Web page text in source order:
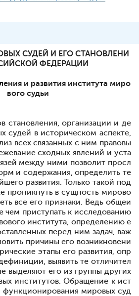
СУДЕЙ И ЕГО СТАНОВЛЕНИ
ФЕДЕРАЦИИ
и развития института миро
вого судьи
становления, организации и де
судей в историческом аспекте,
всех связанных с ним правовы
сходных явлений и уста
между ними позволит просл
и содержания, определить те
развития. Только такой под
проникнуть в сущность мирово
все его признаки. Ведь общеи
чем приступать к исследованию
института, определению е
перед ним задач, важ
причины его возникновени
этапы его развития, опр
выявить те отличител
выделяют его из группы других
институтов. Обращение к ист
мировых суд